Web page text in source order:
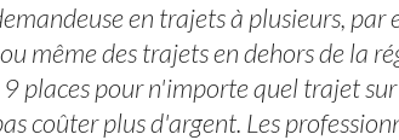
en trajets à plusieurs, par
même des trajets en dehors de la
places pour n'importe quel trajet
coûter plus d'argent. Les